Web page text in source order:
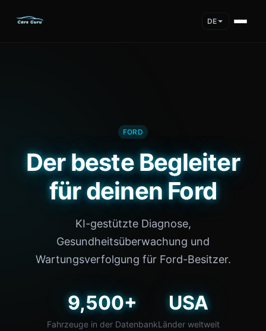
DE
FORD
Der beste Begleiter
für deinen Ford
KI-gestützte Diagnose,
Gesundheitsüberwachung und
Wartungsverfolgung für Ford-Besitzer.
9,500+
Fahrzeuge in der Datenbank
USA
Länder weltweit